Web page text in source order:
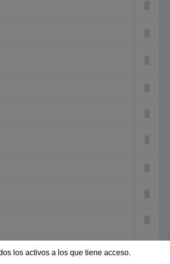
los activos a los que tiene acceso.